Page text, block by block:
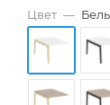
Цвет —